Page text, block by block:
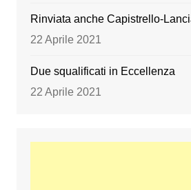
Rinviata anche Capistrello-
22 Aprile 2021
Due squalificati in Eccellenza
22 Aprile 2021